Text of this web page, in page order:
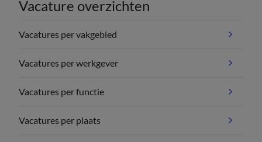
Vacature overzichten
Vacatures per vakgebied
Vacatures per werkgever
Vacatures per functie
Vacatures per plaats